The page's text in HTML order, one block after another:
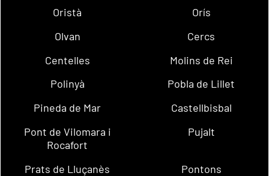
Oristà
Orís
Olvan
Cercs
Centelles
Molins de Rei
Polinyà
Pobla de Lillet
Pineda de Mar
Castellbisbal
Pont de Vilomara i
Rocafort
Pujalt
Prats de Lluçanès
Pontons